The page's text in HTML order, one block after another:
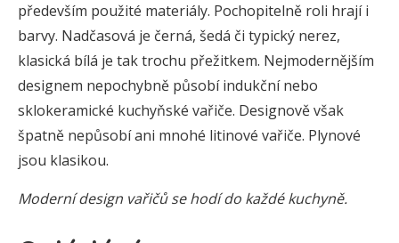
především použité materiály. Pochopitelně roli hrají i
barvy. Nadčasová je černá, šedá či typický nerez,
klasická bílá je tak trochu přežitkem. Nejmodernějším
designem nepochybně působí indukční nebo
sklokeramické kuchyňské vařiče. Designově však
špatně nepůsobí ani mnohé litinové vařiče. Plynové
jsou klasikou.
Moderní design vařičů se hodí do každé kuchyně.